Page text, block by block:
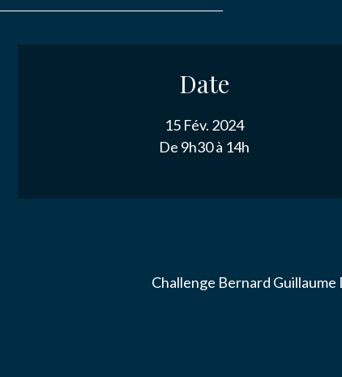
Date
15 Fév. 2024
De 9h30 à 14h
Challenge Bernard Guillaume